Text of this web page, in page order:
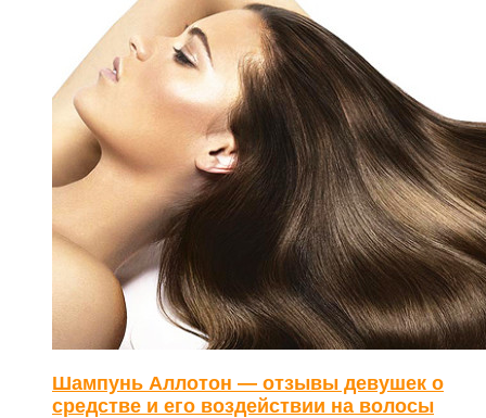
Шампунь Аллотон — отзывы девушек о
средстве и его воздействии на волосы